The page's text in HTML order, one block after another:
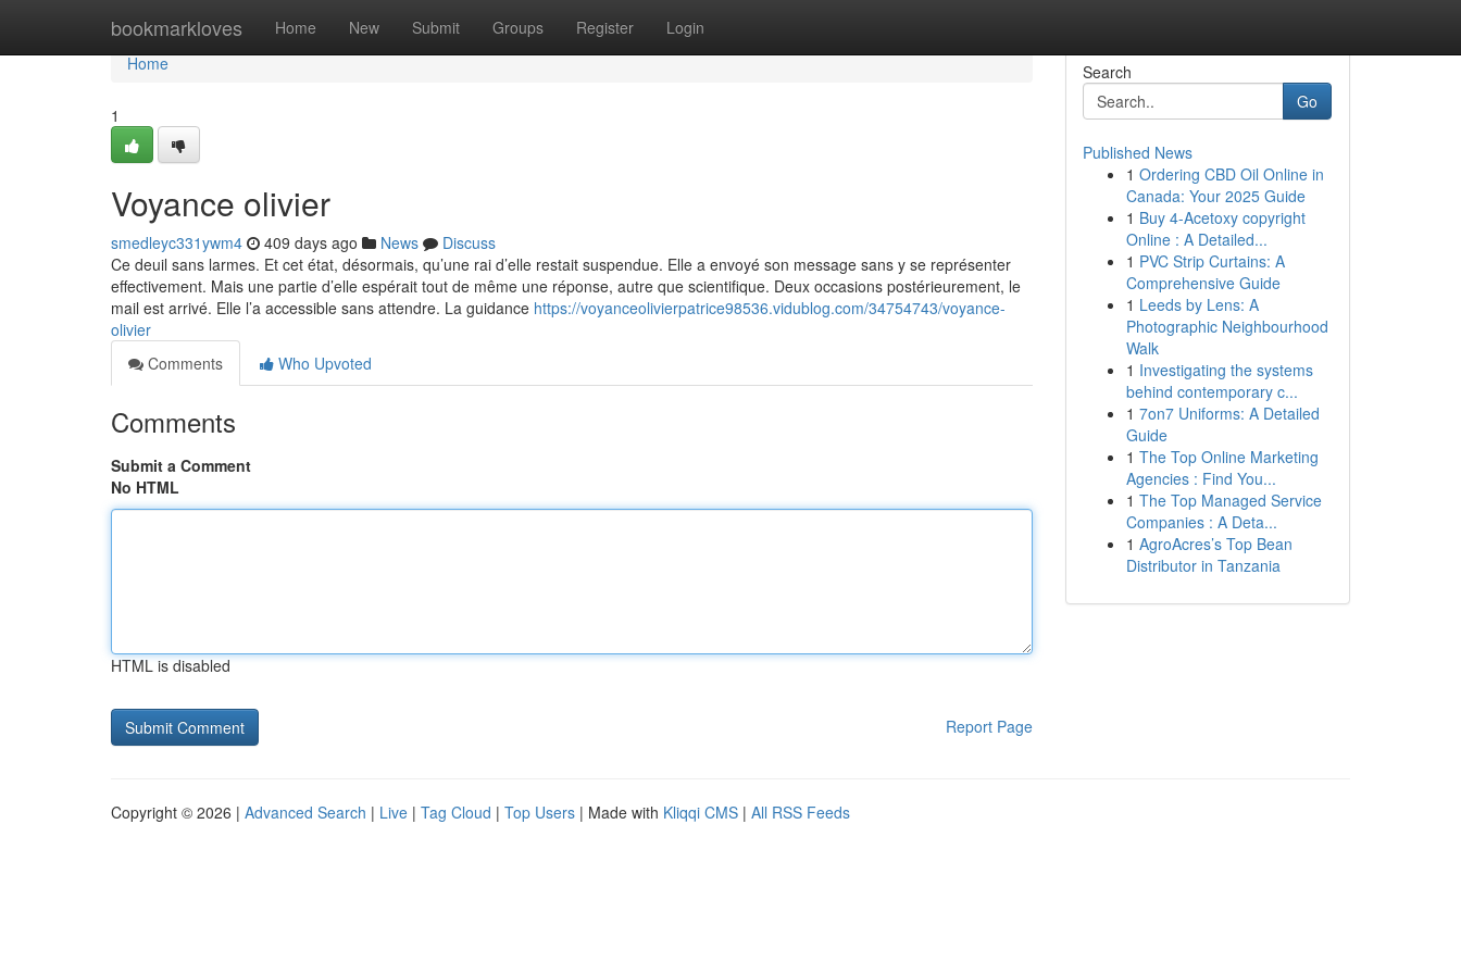
bookmarkloves Home New Submit Groups Register Login
Home
Home
1
Voyance olivier
smedleyc331ywm4 409 days ago News
Discuss
Ce deuil sans larmes. Et cet état, désormais, qu’une rai d’elle restait suspendue. Elle a envoyé son message sans y se représenter
effectivement. Mais une partie d’elle espérait tout de même une réponse, autre que scientifique. Deux occasions postérieurement, le
mail est arrivé. Elle l’a accessible sans attendre. La guidance https://voyanceolivierpatrice98536.vidublog.com/34754743/voyance-
olivier
Comments
Who Upvoted
Comments
Submit a Comment
No HTML
HTML is disabled
Report Page
Search
Go
Published News
1 Ordering CBD Oil Online in
Canada: Your 2025 Guide
1 Buy 4-Acetoxy copyright
Online : A Detailed...
1 PVC Strip Curtains: A
Comprehensive Guide
1 Leeds by Lens: A
Photographic Neighbourhood
Walk
1 Investigating the systems
behind contemporary c...
1 7on7 Uniforms: A Detailed
Guide
1 The Top Online Marketing
Agencies : Find You...
1 The Top Managed Service
Companies : A Deta...
1 AgroAcres’s Top Bean
Distributor in Tanzania
Copyright © 2026 | Advanced Search | Live | Tag Cloud | Top Users | Made with Kliqqi CMS | All RSS Feeds